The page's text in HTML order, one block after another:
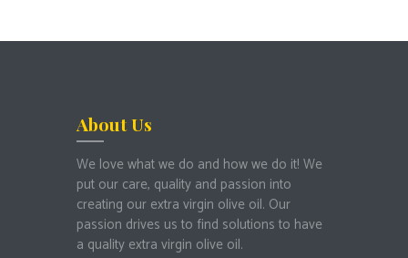
About Us
We love what we do and how we do it! We
put our care, quality and passion into
creating our extra virgin olive oil. Our
passion drives us to find solutions to have
a quality extra virgin olive oil.